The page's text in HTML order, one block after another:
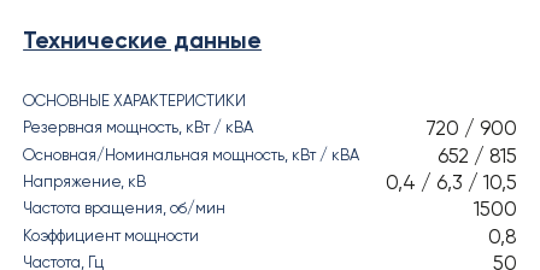
Технические данные
ОСНОВНЫЕ ХАРАКТЕРИСТИКИ
Резервная мощность, кВт / кВА
720 / 900
Основная/Номинальная мощность, кВт / кВА 652 / 815
Напряжение, кВ 0,4 / 6,3 / 10,5
Частота вращения, об/мин 1500
Коэффициент мощности 0,8
Частота, Гц 50